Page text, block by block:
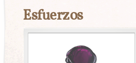
Esfuerzos